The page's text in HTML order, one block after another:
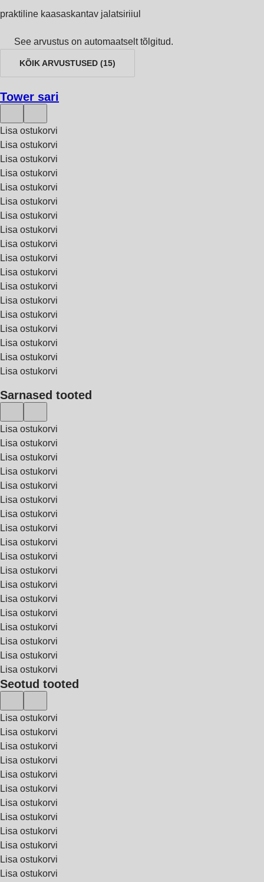
praktiline kaasaskantav jalatsiriiul
See arvustus on automaatselt tõlgitud.
KÕIK ARVUSTUSED (15)
Tower sari
Lisa ostukorvi
Lisa ostukorvi
Lisa ostukorvi
Lisa ostukorvi
Lisa ostukorvi
Lisa ostukorvi
Lisa ostukorvi
Lisa ostukorvi
Lisa ostukorvi
Lisa ostukorvi
Lisa ostukorvi
Lisa ostukorvi
Lisa ostukorvi
Lisa ostukorvi
Lisa ostukorvi
Lisa ostukorvi
Lisa ostukorvi
Lisa ostukorvi
Sarnased tooted
Lisa ostukorvi
Lisa ostukorvi
Lisa ostukorvi
Lisa ostukorvi
Lisa ostukorvi
Lisa ostukorvi
Lisa ostukorvi
Lisa ostukorvi
Lisa ostukorvi
Lisa ostukorvi
Lisa ostukorvi
Lisa ostukorvi
Lisa ostukorvi
Lisa ostukorvi
Lisa ostukorvi
Lisa ostukorvi
Lisa ostukorvi
Lisa ostukorvi
Seotud tooted
Lisa ostukorvi
Lisa ostukorvi
Lisa ostukorvi
Lisa ostukorvi
Lisa ostukorvi
Lisa ostukorvi
Lisa ostukorvi
Lisa ostukorvi
Lisa ostukorvi
Lisa ostukorvi
Lisa ostukorvi
Lisa ostukorvi